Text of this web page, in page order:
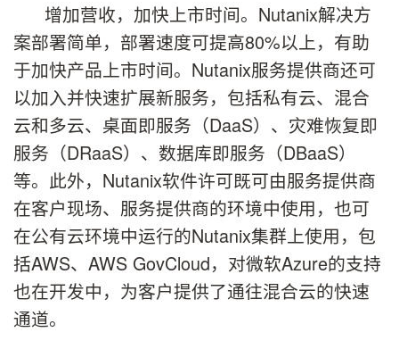
增加营收，加快上市时间。Nutanix解决方
案部署简单，部署速度可提高80%以上，有助
于加快产品上市时间。Nutanix服务提供商还可
以加入并快速扩展新服务，包括私有云、混合
云和多云、桌面即服务（DaaS）、灾难恢复即
服务（DRaaS）、数据库即服务（DBaaS）
等。此外，Nutanix软件许可既可由服务提供商
在客户现场、服务提供商的环境中使用，也可
在公有云环境中运行的Nutanix集群上使用，包
括AWS、AWS GovCloud，对微软Azure的支持
也在开发中，为客户提供了通往混合云的快速
通道。